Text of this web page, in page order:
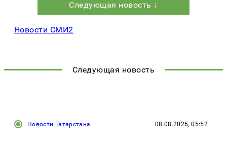
Следующая новость ↓
Новости СМИ2
Следующая новость
Новости Татарстана 08.08.2026, 05:52